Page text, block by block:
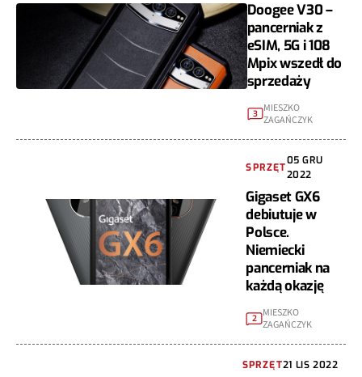
Doogee V30 –
pancerniak z
eSIM, 5G i 108
Mpix wszedł do
sprzedaży
3
MIESZKO
ZAGAŃCZYK
SPRZĘT
05 GRU
2022
Gigaset GX6
debiutuje w
Polsce.
Niemiecki
pancerniak na
każdą okazję
2
MIESZKO
ZAGAŃCZYK
SPRZĘT21 LIS 2022